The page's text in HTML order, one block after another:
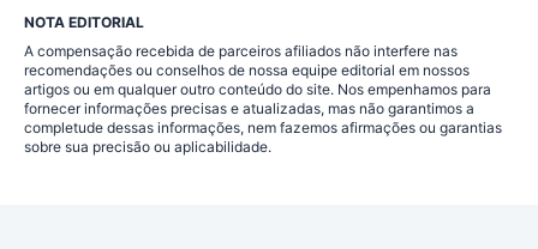
NOTA EDITORIAL
A compensação recebida de parceiros afiliados não interfere nas
recomendações ou conselhos de nossa equipe editorial em nossos
artigos ou em qualquer outro conteúdo do site. Nos empenhamos para
fornecer informações precisas e atualizadas, mas não garantimos a
completude dessas informações, nem fazemos afirmações ou garantias
sobre sua precisão ou aplicabilidade.